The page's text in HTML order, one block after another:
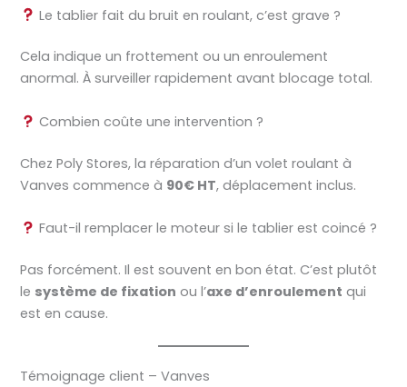
Le tablier fait du bruit en roulant, c’est grave ?
Cela indique un frottement ou un enroulement
anormal. À surveiller rapidement avant blocage total.
Combien coûte une intervention ?
Chez Poly Stores, la réparation d’un volet roulant à
Vanves commence à 90€ HT, déplacement inclus.
Faut-il remplacer le moteur si le tablier est coincé ?
Pas forcément. Il est souvent en bon état. C’est plutôt
le système de fixation ou l’axe d’enroulement qui
est en cause.
Témoignage client – Vanves